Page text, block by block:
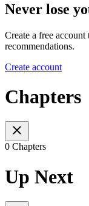
Never lose
Create a free
recommendations.
Create account
Chapters
0 Chapters
Up Next